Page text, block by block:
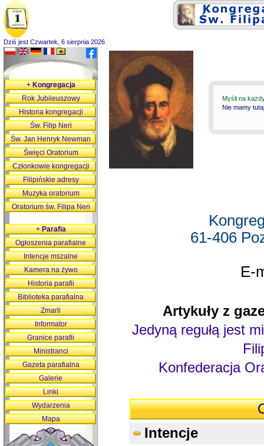
Dziś jest Czwartek, 6 sierpnia 2026
Myśli na
Nie mamy
61-406
E-
Artykuły z
Jedyną regułą jest
Konfederacja
Intencje
+Kongregacja
Rok Jubileuszowy
Historia kongregacji
Św. Filip Neri
Św. Jan Henryk Newman
Święci Oratorium
Członkowie kongregacji
Filipińskie adresy
Muzyka oratorium
Oratorium św. Filipa Neri
+Parafia
Ogłoszenia parafialne
Intencje mszalne
Kamera na żywo
Historia parafii
Biblioteka parafialna
Zmarli
Informator
Granice parafii
Ministranci
Gazeta parafialna
Galerie
Linki
Wydarzenia
Mapa